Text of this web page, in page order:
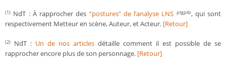
(1) NdT : À rapprocher des “postures” de l’analyse LNS ptgptb, qui sont
respectivement Metteur en scène, Auteur, et Acteur. [Retour]
(2) NdT : Un de nos articles détaille comment il est possible de se
rapprocher encore plus de son personnage. [Retour]